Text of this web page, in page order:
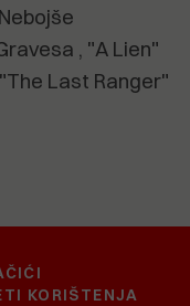
, "A Lien"
Last Ranger"
KORIŠTENJA